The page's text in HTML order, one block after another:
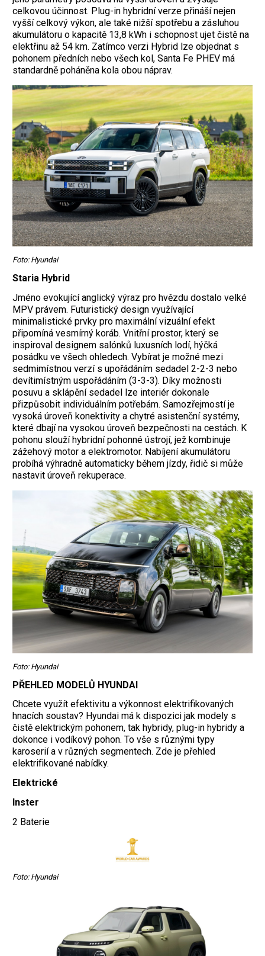
celkovou účinnost. Plug-in hybridní verze přináší nejen
vyšší celkový výkon, ale také nižší spotřebu a zásluhou
akumulátoru o kapacitě 13,8 kWh i schopnost ujet čistě na
elektřinu až 54 km. Zatímco verzi Hybrid lze objednat s
pohonem předních nebo všech kol, Santa Fe PHEV má
standardně poháněna kola obou náprav.
Foto: Hyundai
Staria Hybrid
Jméno evokující anglický výraz pro hvězdu dostalo velké
MPV právem. Futuristický design využívající
minimalistické prvky pro maximální vizuální efekt
připomíná vesmírný koráb. Vnitřní prostor, který se
inspiroval designem salónků luxusních lodí, hýčká
posádku ve všech ohledech. Vybírat je možné mezi
sedmimístnou verzí s upořádáním sedadel 2-2-3 nebo
devítimístným uspořádáním (3-3-3). Díky možnosti
posuvu a sklápění sedadel lze interiér dokonale
přizpůsobit individuálním potřebám. Samozřejmostí je
vysoká úroveň konektivity a chytré asistenční systémy,
které dbají na vysokou úroveň bezpečnosti na cestách. K
pohonu slouží hybridní pohonné ústrojí, jež kombinuje
zážehový motor a elektromotor. Nabíjení akumulátoru
probíhá výhradně automaticky během jízdy, řidič si může
nastavit úroveň rekuperace.
Foto: Hyundai
PŘEHLED MODELŮ HYUNDAI
Chcete využít efektivitu a výkonnost elektrifikovaných
hnacích soustav? Hyundai má k dispozici jak modely s
čistě elektrickým pohonem, tak hybridy, plug-in hybridy a
dokonce i vodíkový pohon. To vše s různými typy
karoserií a v různých segmentech. Zde je přehled
elektrifikované nabídky.
Elektrické
Inster
2 Baterie
Foto: Hyundai